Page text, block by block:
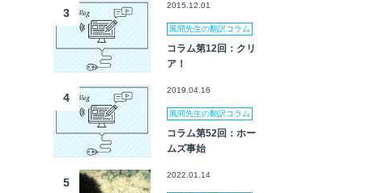
3
2015.12.01
風間先生の翻訳コラム
コラム第12回：クリ
ア！
4
2019.04.16
風間先生の翻訳コラム
コラム第52回：ホー
ムズ事始
5
2022.01.14